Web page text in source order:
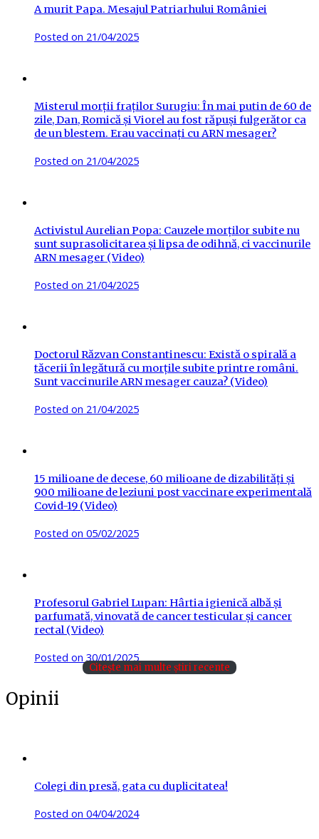
A murit Papa. Mesajul Patriarhului României
Posted on 21/04/2025
Misterul morții fraților Surugiu: În mai putin de 60 de
zile, Dan, Romică și Viorel au fost răpuși fulgerător ca
de un blestem. Erau vaccinați cu ARN mesager?
Posted on 21/04/2025
Activistul Aurelian Popa: Cauzele morților subite nu
sunt suprasolicitarea și lipsa de odihnă, ci vaccinurile
ARN mesager (Video)
Posted on 21/04/2025
Doctorul Răzvan Constantinescu: Există o spirală a
tăcerii în legătură cu morțile subite printre români.
Sunt vaccinurile ARN mesager cauza? (Video)
Posted on 21/04/2025
15 milioane de decese, 60 milioane de dizabilități și
900 milioane de leziuni post vaccinare experimentală
Covid-19 (Video)
Posted on 05/02/2025
Profesorul Gabriel Lupan: Hârtia igienică albă și
parfumată, vinovată de cancer testicular și cancer
rectal (Video)
Posted on30/01/2025
Citește mai multe știri recente
Opinii
Colegi din presă, gata cu duplicitatea!
Posted on 04/04/2024